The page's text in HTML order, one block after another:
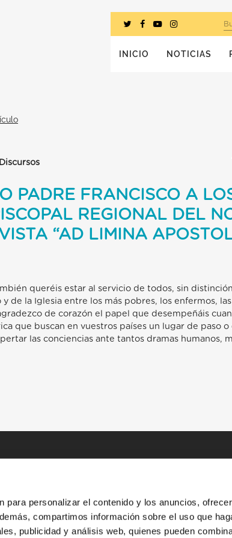
para personalizar el contenido y los anuncios,
compartimos información sobre el uso que
publicidad y análisis web, quienes pueden
INICIO NOTICIAS
PADRE FRANCISCO A
REGIONAL DEL
“AD LIMINA
queréis estar al servicio de todos, sin
de la Iglesia entre los más pobres, los enfermos, las
de corazón el papel que desempeñáis
que buscan en vuestros países un lugar de paso
las conciencias ante tantos dramas humanos,
HISTORIAS RECURSOS